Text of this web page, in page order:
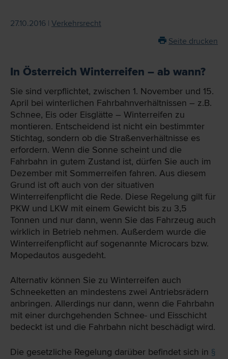
27.10.2016 | Verkehrsrecht
Seite drucken
In Österreich Winterreifen – ab wann?
Sie sind verpflichtet, zwischen 1. November und 15.
April bei winterlichen Fahrbahnverhältnissen – z.B.
Schnee, Eis oder Eisglätte – Winterreifen zu
montieren. Entscheidend ist nicht ein bestimmter
Stichtag, sondern ob die Straßenverhältnisse es
erfordern. Wenn die Sonne scheint und die
Fahrbahn in gutem Zustand ist, dürfen Sie auch im
Dezember mit Sommerreifen fahren. Aus diesem
Grund ist oft auch von der situativen
Winterreifenpflicht die Rede. Diese Regelung gilt für
PKW und LKW mit einem Gewicht bis zu 3,5
Tonnen und nur dann, wenn Sie das Fahrzeug auch
wirklich in Betrieb nehmen. Außerdem wurde die
Winterreifenpflicht auf sogenannte Microcars bzw.
Mopedautos ausgedeht.
Alternativ können Sie zu Winterreifen auch
Schneeketten an mindestens zwei Antriebsrädern
anbringen. Allerdings nur dann, wenn die Fahrbahn
mit einer durchgehenden Schnee- und Eisschicht
bedeckt ist und die Fahrbahn nicht beschädigt wird.
Die gesetzliche Regelung darüber befindet sich in §